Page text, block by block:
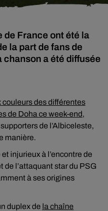
de France ont été la
la part de fans de
a été diffusée
des différentes
de Doha ce week-end,
de l’Albiceleste,
manière.
injurieux à l’encontre de
de l’attaquant star du PSG
à ses origines
duplex de la chaîne